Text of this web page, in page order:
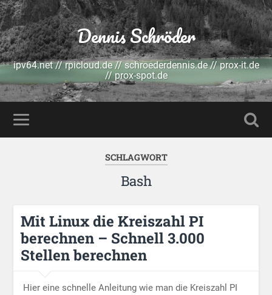
Dennis Schröder
ipv64.net // rpicloud.de // schroederdennis.de // prox-it.de
// prox-spot.de
SCHLAGWORT
Bash
Mit Linux die Kreiszahl PI
berechnen – Schnell 3.000
Stellen berechnen
Hier eine schnelle Anleitung wie man die Kreiszahl PI